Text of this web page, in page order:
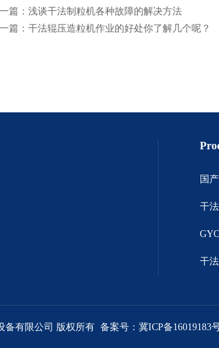
篇： 浅谈干法制粒机各种故障的解决方法
篇： 干法辊压造粒机作业的好处你了解几个呢？
国
干
干
备有限公司 版权所有 备案号： 冀ICP备16019183